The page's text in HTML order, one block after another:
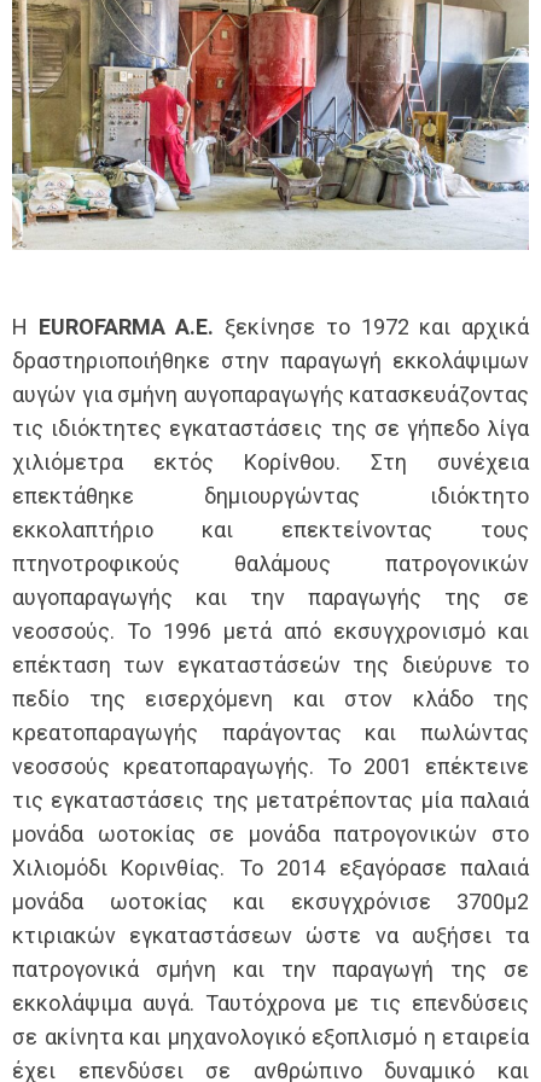
Η EUROFARMA A.E. ξεκίνησε το 1972 και αρχικά
δραστηριοποιήθηκε στην παραγωγή εκκολάψιμων
αυγών για σμήνη αυγοπαραγωγής κατασκευάζοντας
τις ιδιόκτητες εγκαταστάσεις της σε γήπεδο λίγα
χιλιόμετρα εκτός Κορίνθου. Στη συνέχεια
επεκτάθηκε δημιουργώντας ιδιόκτητο
εκκολαπτήριο και επεκτείνοντας τους
πτηνοτροφικούς θαλάμους πατρογονικών
αυγοπαραγωγής και την παραγωγής της σε
νεοσσούς. Το 1996 μετά από εκσυγχρονισμό και
επέκταση των εγκαταστάσεών της διεύρυνε το
πεδίο της εισερχόμενη και στον κλάδο της
κρεατοπαραγωγής παράγοντας και πωλώντας
νεοσσούς κρεατοπαραγωγής. Το 2001 επέκτεινε
τις εγκαταστάσεις της μετατρέποντας μία παλαιά
μονάδα ωοτοκίας σε μονάδα πατρογονικών στο
Χιλιομόδι Κορινθίας. Το 2014 εξαγόρασε παλαιά
μονάδα ωοτοκίας και εκσυγχρόνισε 3700μ2
κτιριακών εγκαταστάσεων ώστε να αυξήσει τα
πατρογονικά σμήνη και την παραγωγή της σε
εκκολάψιμα αυγά. Ταυτόχρονα με τις επενδύσεις
σε ακίνητα και μηχανολογικό εξοπλισμό η εταιρεία
έχει επενδύσει σε ανθρώπινο δυναμικό και